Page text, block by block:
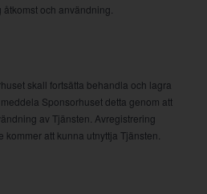
och användning.
skall fortsätta behandla och lagra
Sponsorhuset detta genom att
av Tjänsten. Avregistrering
att kunna utnyttja Tjänsten.